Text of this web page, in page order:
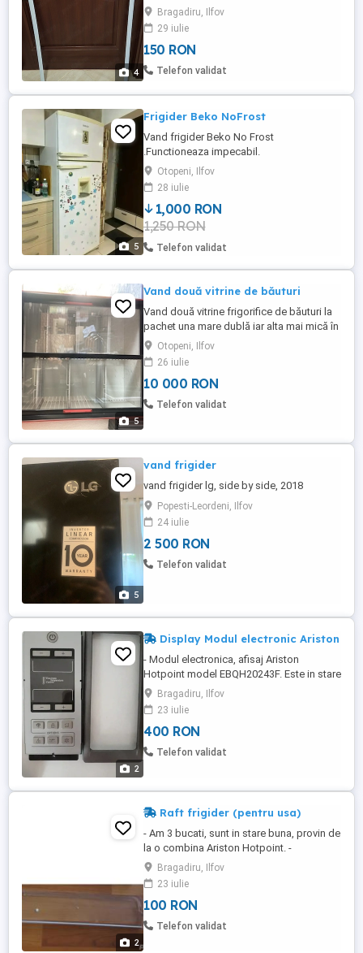
4
masurile sunt făcute pe spate inclusiv cu
garnitura care întra în gaura ușii. - 105,5 cm
x 55,5 cm - 71,5 cm x 55,5 cm - Pret 150 Lei
Bucata
Bragadiru, Ilfov
29 iulie
150 RON
Telefon validat
5
Frigider Beko NoFrost
Vand frigider Beko No Frost
.Functioneaza impecabil.
Otopeni, Ilfov
28 iulie
1,000 RON
1,250 RON
Telefon validat
5
Vand două vitrine de băuturi
Vand două vitrine frigorifice de băuturi la
pachet una mare dublă iar alta mai mică în
perfectă stare exact ce se vede în poze
Otopeni, Ilfov
26 iulie
10 000 RON
Telefon validat
5
vand frigider
vand frigider lg, side by side, 2018
Popesti-Leordeni, Ilfov
24 iulie
2 500 RON
Telefon validat
2
Display Modul electronic Ariston
- Modul electronica, afisaj Ariston
Hotpoint model EBQH20243F. Este in stare
buna. - Pret 400 Lei
Bragadiru, Ilfov
23 iulie
400 RON
Telefon validat
2
Raft frigider (pentru usa)
- Am 3 bucati, sunt in stare buna, provin de
la o combina Ariston Hotpoint. -
Dimensiuni: 49.5 cm x 11.5cm x 4.5cm
(inaltime), dimensiuni intre gaurile de
montare 45 cm - Pret 100Lei / bucata
Bragadiru, Ilfov
23 iulie
100 RON
Telefon validat